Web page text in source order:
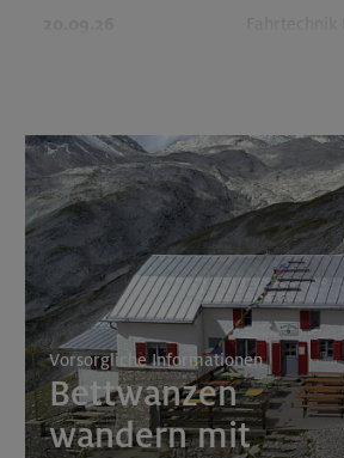
01.-04.10.26 Leichte
Vorsorgliche Informationen
Bettwanzen
wandern mit